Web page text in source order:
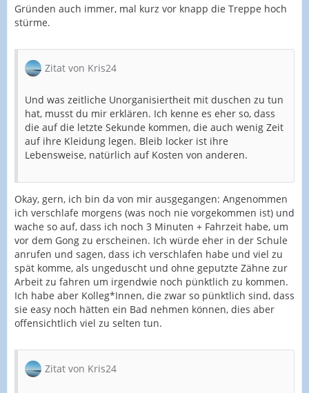
Gründen auch immer, mal kurz vor knapp die Treppe hoch
stürme.
Zitat von Kris24
Und was zeitliche Unorganisiertheit mit duschen zu tun
hat, musst du mir erklären. Ich kenne es eher so, dass
die auf die letzte Sekunde kommen, die auch wenig Zeit
auf ihre Kleidung legen. Bleib locker ist ihre
Lebensweise, natürlich auf Kosten von anderen.
Okay, gern, ich bin da von mir ausgegangen: Angenommen
ich verschlafe morgens (was noch nie vorgekommen ist) und
wache so auf, dass ich noch 3 Minuten + Fahrzeit habe, um
vor dem Gong zu erscheinen. Ich würde eher in der Schule
anrufen und sagen, dass ich verschlafen habe und viel zu
spät komme, als ungeduscht und ohne geputzte Zähne zur
Arbeit zu fahren um irgendwie noch pünktlich zu kommen.
Ich habe aber Kolleg*Innen, die zwar so pünktlich sind, dass
sie easy noch hätten ein Bad nehmen können, dies aber
offensichtlich viel zu selten tun.
Zitat von Kris24